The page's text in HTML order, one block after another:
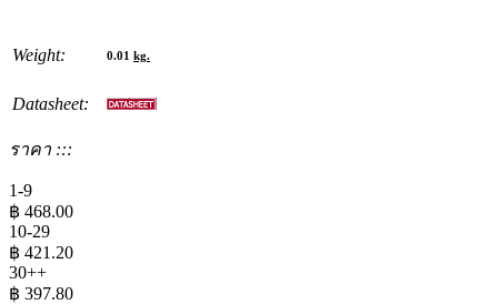
Weight: 0.01 kg.
Datasheet:
ราคา :::
1-9
฿ 468.00
10-29
฿ 421.20
30++
฿ 397.80